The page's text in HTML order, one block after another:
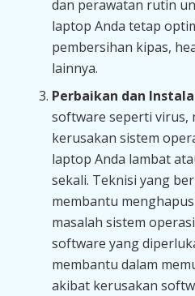
dan perawatan rutin
laptop Anda tetap
pembersihan kipas,
lainnya.
Perbaikan dan
software seperti virus,
kerusakan sistem
laptop Anda lambat
sekali. Teknisi yang
membantu
masalah sistem
software yang
membantu dalam
akibat kerusakan